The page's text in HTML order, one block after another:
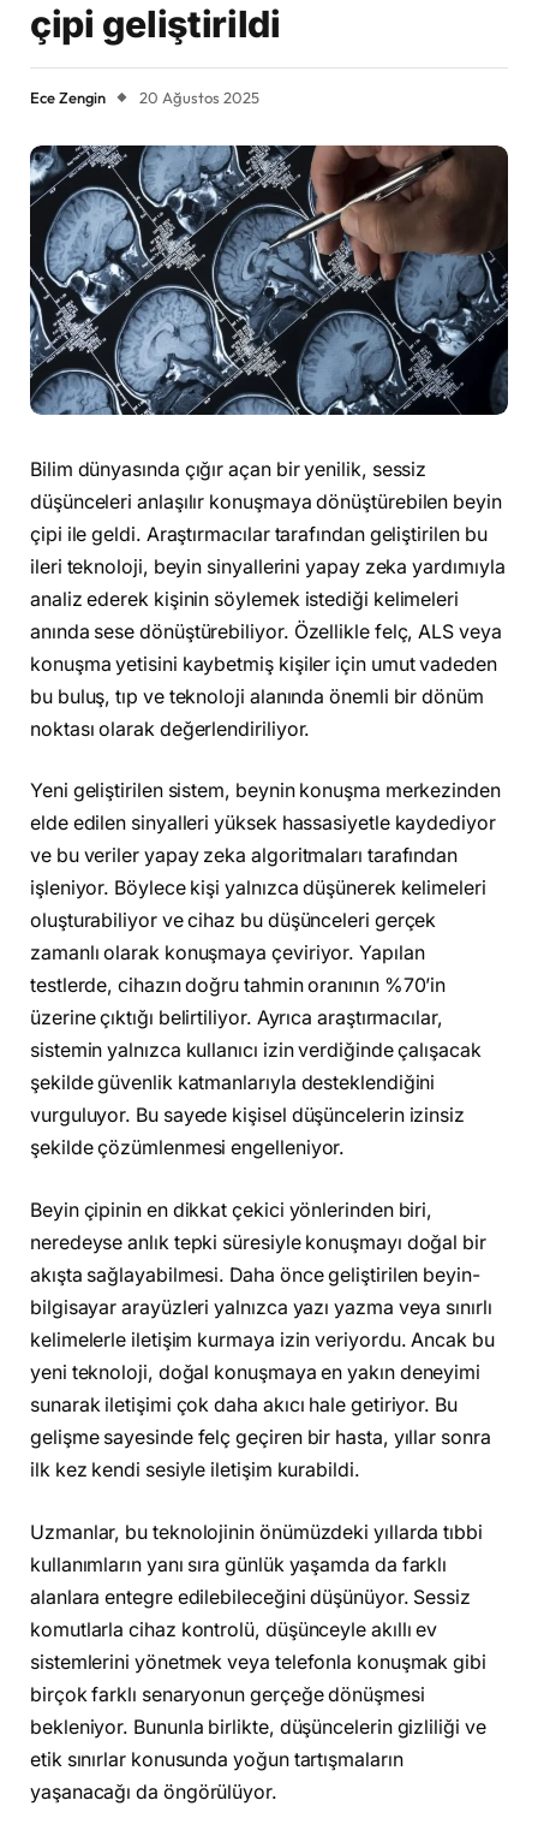
çipi geliştirildi
Ece Zengin 20 Ağustos 2025
Bilim dünyasında çığır açan bir yenilik, sessiz
düşünceleri anlaşılır konuşmaya dönüştürebilen beyin
çipi ile geldi. Araştırmacılar tarafından geliştirilen bu
ileri teknoloji, beyin sinyallerini yapay zeka yardımıyla
analiz ederek kişinin söylemek istediği kelimeleri
anında sese dönüştürebiliyor. Özellikle felç, ALS veya
konuşma yetisini kaybetmiş kişiler için umut vadeden
bu buluş, tıp ve teknoloji alanında önemli bir dönüm
noktası olarak değerlendiriliyor.
Yeni geliştirilen sistem, beynin konuşma merkezinden
elde edilen sinyalleri yüksek hassasiyetle kaydediyor
ve bu veriler yapay zeka algoritmaları tarafından
işleniyor. Böylece kişi yalnızca düşünerek kelimeleri
oluşturabiliyor ve cihaz bu düşünceleri gerçek
zamanlı olarak konuşmaya çeviriyor. Yapılan
testlerde, cihazın doğru tahmin oranının %70’in
üzerine çıktığı belirtiliyor. Ayrıca araştırmacılar,
sistemin yalnızca kullanıcı izin verdiğinde çalışacak
şekilde güvenlik katmanlarıyla desteklendiğini
vurguluyor. Bu sayede kişisel düşüncelerin izinsiz
şekilde çözümlenmesi engelleniyor.
Beyin çipinin en dikkat çekici yönlerinden biri,
neredeyse anlık tepki süresiyle konuşmayı doğal bir
akışta sağlayabilmesi. Daha önce geliştirilen beyin-
bilgisayar arayüzleri yalnızca yazı yazma veya sınırlı
kelimelerle iletişim kurmaya izin veriyordu. Ancak bu
yeni teknoloji, doğal konuşmaya en yakın deneyimi
sunarak iletişimi çok daha akıcı hale getiriyor. Bu
gelişme sayesinde felç geçiren bir hasta, yıllar sonra
ilk kez kendi sesiyle iletişim kurabildi.
Uzmanlar, bu teknolojinin önümüzdeki yıllarda tıbbi
kullanımların yanı sıra günlük yaşamda da farklı
alanlara entegre edilebileceğini düşünüyor. Sessiz
komutlarla cihaz kontrolü, düşünceyle akıllı ev
sistemlerini yönetmek veya telefonla konuşmak gibi
birçok farklı senaryonun gerçeğe dönüşmesi
bekleniyor. Bununla birlikte, düşüncelerin gizliliği ve
etik sınırlar konusunda yoğun tartışmaların
yaşanacağı da öngörülüyor.